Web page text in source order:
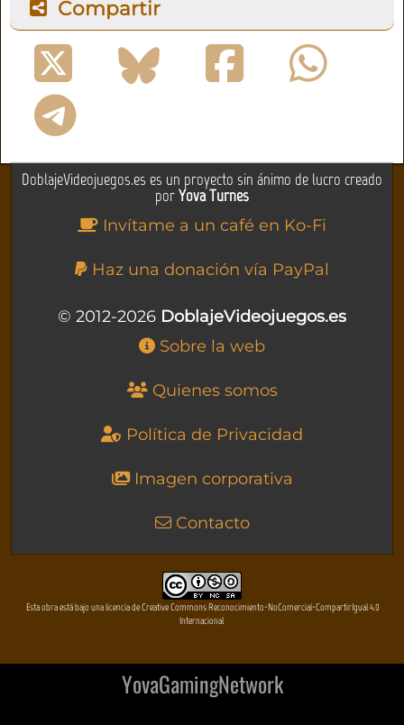
Compartir
DoblajeVideojuegos.es es un proyecto sin ánimo de lucro creado
porYova Turnes
Invítame a un café en Ko-Fi
Haz una donación vía PayPal
© 2012-2026 DoblajeVideojuegos.es
Sobre la web
Quienes somos
Política de Privacidad
Imagen corporativa
Contacto
Esta obra está bajo una licencia de Creative Commons Reconocimiento-NoComercial-CompartirIgual 4.0
Internacional
YovaGamingNetwork